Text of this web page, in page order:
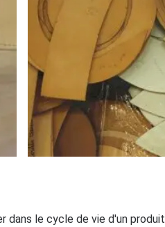
dans le cycle de vie d'un produit